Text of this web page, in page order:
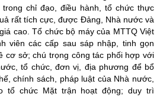
chỉ đạo, điều hành, tổ chức thực
rất tích cực, được Đảng, Nhà nước và
cao. Tổ chức bộ máy của MTTQ Việt
viên các cấp sau sáp nhập, tinh gọn
cơ sở; chú trọng công tác phối hợp với
tổ chức, đơn vị, địa phương để bổ
chính sách, pháp luật của Nhà nước,
tổ chức Mặt trận hoạt động; duy trì